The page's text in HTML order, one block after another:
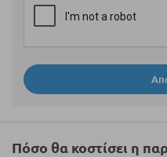
Πόσο θα κοστίσει η